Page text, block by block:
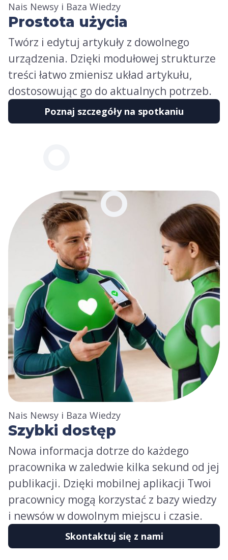
Nais Newsy i Baza Wiedzy
Prostota użycia
Twórz i edytuj artykuły z dowolnego
urządzenia. Dzięki modułowej strukturze
treści łatwo zmienisz układ artykułu,
dostosowując go do aktualnych potrzeb.
Poznaj szczegóły na spotkaniu
Nais Newsy i Baza Wiedzy
Szybki dostęp
Nowa informacja dotrze do każdego
pracownika w zaledwie kilka sekund od jej
publikacji. Dzięki mobilnej aplikacji Twoi
pracownicy mogą korzystać z bazy wiedzy
i newsów w dowolnym miejscu i czasie.
Skontaktuj się z nami